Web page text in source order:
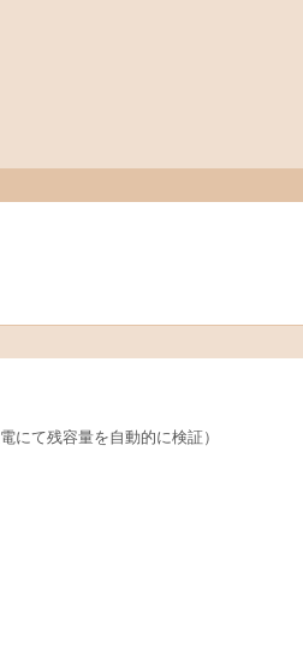
にて残容量を自動的に検証）